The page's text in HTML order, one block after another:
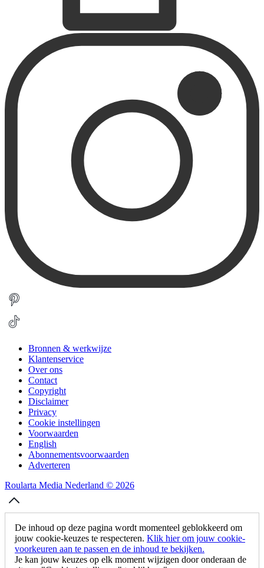
Bronnen & werkwijze
Klantenservice
Over ons
Contact
Copyright
Disclaimer
Privacy
Cookie instellingen
Voorwaarden
English
Abonnementsvoorwaarden
Adverteren
Roularta Media Nederland © 2026
De inhoud op deze pagina wordt momenteel geblokkeerd om
jouw cookie-keuzes te respecteren. Klik hier om jouw cookie-
voorkeuren aan te passen en de inhoud te bekijken.
Je kan jouw keuzes op elk moment wijzigen door onderaan de